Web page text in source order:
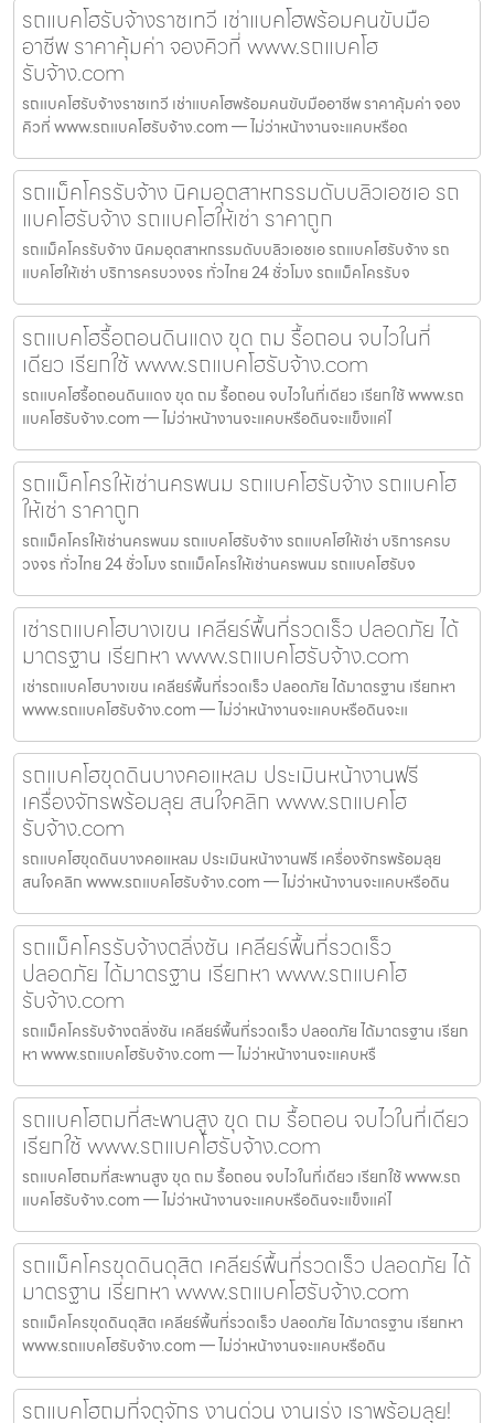
รถแบคโฮรับจ้างราชเทวี เช่าแบคโฮพร้อมคนขับมือ
อาชีพ ราคาคุ้มค่า จองคิวที่ www.รถแบคโฮ
รับจ้าง.com
รถแบคโฮรับจ้างราชเทวี เช่าแบคโฮพร้อมคนขับมืออาชีพ ราคาคุ้มค่า จอง
คิวที่ www.รถแบคโฮรับจ้าง.com — ไม่ว่าหน้างานจะแคบหรือด
รถแม็คโครรับจ้าง นิคมอุตสาหกรรมดับบลิวเอชเอ รถ
แบคโฮรับจ้าง รถแบคโฮให้เช่า ราคาถูก
รถแม็คโครรับจ้าง นิคมอุตสาหกรรมดับบลิวเอชเอ รถแบคโฮรับจ้าง รถ
แบคโฮให้เช่า บริการครบวงจร ทั่วไทย 24 ชั่วโมง รถแม็คโครรับจ
รถแบคโฮรื้อถอนดินแดง ขุด ถม รื้อถอน จบไวในที่
เดียว เรียกใช้ www.รถแบคโฮรับจ้าง.com
รถแบคโฮรื้อถอนดินแดง ขุด ถม รื้อถอน จบไวในที่เดียว เรียกใช้ www.รถ
แบคโฮรับจ้าง.com — ไม่ว่าหน้างานจะแคบหรือดินจะแข็งแค่ไ
รถแม็คโครให้เช่านครพนม รถแบคโฮรับจ้าง รถแบคโฮ
ให้เช่า ราคาถูก
รถแม็คโครให้เช่านครพนม รถแบคโฮรับจ้าง รถแบคโฮให้เช่า บริการครบ
วงจร ทั่วไทย 24 ชั่วโมง รถแม็คโครให้เช่านครพนม รถแบคโฮรับจ
เช่ารถแบคโฮบางเขน เคลียร์พื้นที่รวดเร็ว ปลอดภัย ได้
มาตรฐาน เรียกหา www.รถแบคโฮรับจ้าง.com
เช่ารถแบคโฮบางเขน เคลียร์พื้นที่รวดเร็ว ปลอดภัย ได้มาตรฐาน เรียกหา
www.รถแบคโฮรับจ้าง.com — ไม่ว่าหน้างานจะแคบหรือดินจะแ
รถแบคโฮขุดดินบางคอแหลม ประเมินหน้างานฟรี
เครื่องจักรพร้อมลุย สนใจคลิก www.รถแบคโฮ
รับจ้าง.com
รถแบคโฮขุดดินบางคอแหลม ประเมินหน้างานฟรี เครื่องจักรพร้อมลุย
สนใจคลิก www.รถแบคโฮรับจ้าง.com — ไม่ว่าหน้างานจะแคบหรือดิน
รถแม็คโครรับจ้างตลิ่งชัน เคลียร์พื้นที่รวดเร็ว
ปลอดภัย ได้มาตรฐาน เรียกหา www.รถแบคโฮ
รับจ้าง.com
รถแม็คโครรับจ้างตลิ่งชัน เคลียร์พื้นที่รวดเร็ว ปลอดภัย ได้มาตรฐาน เรียก
หา www.รถแบคโฮรับจ้าง.com — ไม่ว่าหน้างานจะแคบหรื
รถแบคโฮถมที่สะพานสูง ขุด ถม รื้อถอน จบไวในที่เดียว
เรียกใช้ www.รถแบคโฮรับจ้าง.com
รถแบคโฮถมที่สะพานสูง ขุด ถม รื้อถอน จบไวในที่เดียว เรียกใช้ www.รถ
แบคโฮรับจ้าง.com — ไม่ว่าหน้างานจะแคบหรือดินจะแข็งแค่ไ
รถแม็คโครขุดดินดุสิต เคลียร์พื้นที่รวดเร็ว ปลอดภัย ได้
มาตรฐาน เรียกหา www.รถแบคโฮรับจ้าง.com
รถแม็คโครขุดดินดุสิต เคลียร์พื้นที่รวดเร็ว ปลอดภัย ได้มาตรฐาน เรียกหา
www.รถแบคโฮรับจ้าง.com — ไม่ว่าหน้างานจะแคบหรือดิน
รถแบคโฮถมที่จตุจักร งานด่วน งานเร่ง เราพร้อมลุย!